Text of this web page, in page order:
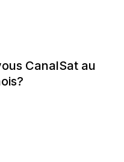
CanalSat au